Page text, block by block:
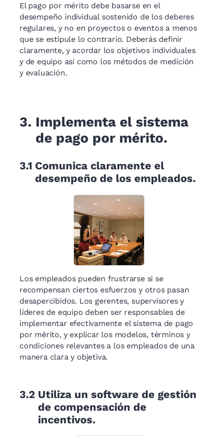
El pago por mérito debe basarse en el
desempeño individual sostenido de los deberes
regulares, y no en proyectos o eventos a menos
que se estipule lo contrario. Deberás definir
claramente, y acordar los objetivos individuales
y de equipo así como los métodos de medición
y evaluación.
3. Implementa el sistema
de pago por mérito.
3.1 Comunica claramente el
desempeño de los empleados.
Los empleados pueden frustrarse si se
recompensan ciertos esfuerzos y otros pasan
desapercibidos. Los gerentes, supervisores y
líderes de equipo deben ser responsables de
implementar efectivamente el sistema de pago
por mérito, y explicar los modelos, términos y
condiciones relevantes a los empleados de una
manera clara y objetiva.
3.2 Utiliza un software de gestión
de compensación de
incentivos.